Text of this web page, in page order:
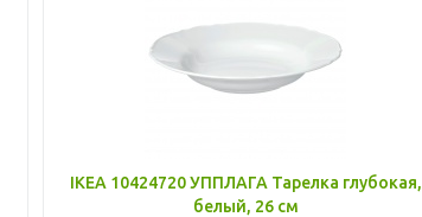
IKEA 10424720 УППЛАГА Тарелка глубокая,
белый, 26 см